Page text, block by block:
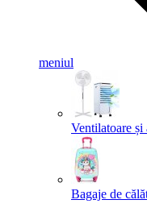
meniul
Ventilatoare și
Bagaje de